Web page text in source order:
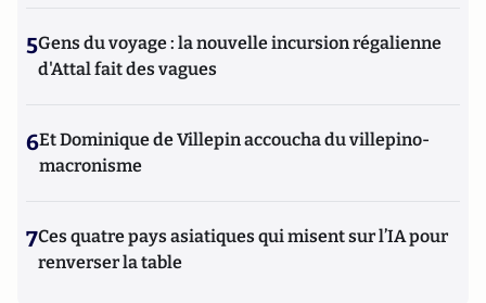
5Gens du voyage : la nouvelle incursion régalienne
d'Attal fait des vagues
6Et Dominique de Villepin accoucha du villepino-
macronisme
7Ces quatre pays asiatiques qui misent sur l’IA pour
renverser la table